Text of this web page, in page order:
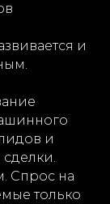
и
и
Спрос на
только